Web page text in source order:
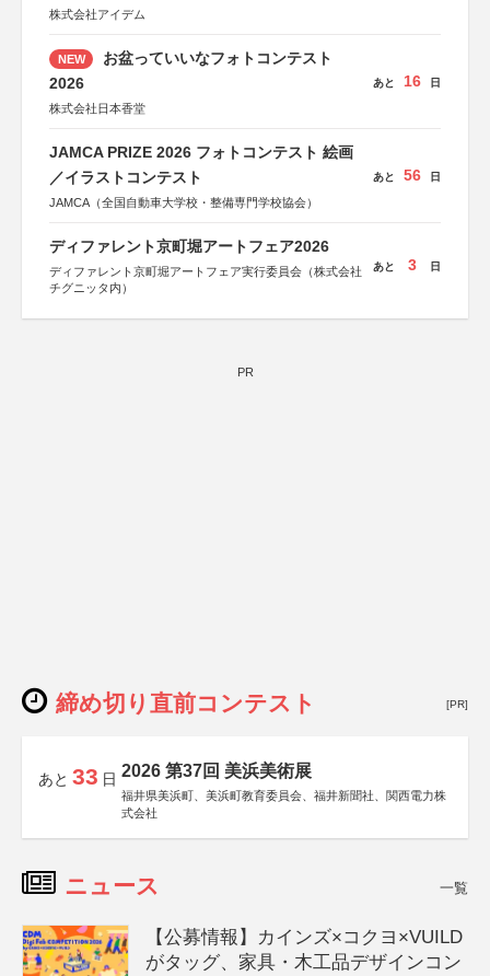
株式会社アイデム
NEW
お盆っていいなフォトコンテスト
2026
株式会社日本香堂
あと 16 日
JAMCA PRIZE 2026 フォトコンテスト 絵画
／イラストコンテスト
JAMCA（全国自動車大学校・整備専門学校協会）
あと 56 日
ディファレント京町堀アートフェア2026
ディファレント京町堀アートフェア実行委員会（株式会社
チグニッタ内）
あと 3 日
PR
締め切り直前コンテスト [PR]
あと 33 日 2026 第37回 美浜美術展
福井県美浜町、美浜町教育委員会、福井新聞社、関西電力株
式会社
ニュース 一覧
【公募情報】カインズ×コクヨ×VUILD
がタッグ、家具・木工品デザインコン